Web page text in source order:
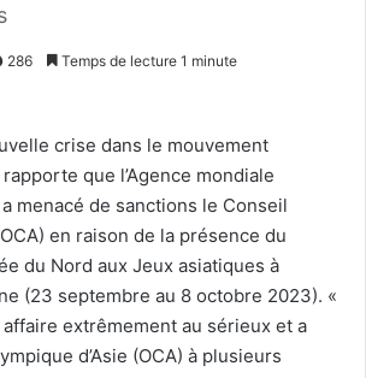
286 Temps de lecture 1 minute
crise dans le mouvement
rapporte que l’Agence mondiale
menacé de sanctions le Conseil
en raison de la présence du
du Nord aux Jeux asiatiques à
(23 septembre au 8 octobre 2023). «
affaire extrêmement au sérieux et a
d’Asie (OCA) à plusieurs